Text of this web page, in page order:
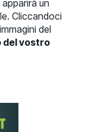
, apparirà un
Cliccandoci
del
del vostro